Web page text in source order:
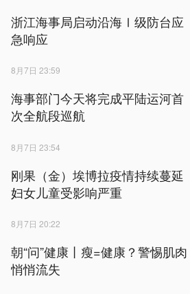
浙江海事局启动沿海Ⅰ级防台应
急响应
8月7日 23:59
海事部门今天将完成平陆运河首
次全航段巡航
8月7日 23:54
刚果（金）埃博拉疫情持续蔓延
妇女儿童受影响严重
8月7日 20:22
朝“问”健康丨瘦=健康？警惕肌肉
悄悄流失